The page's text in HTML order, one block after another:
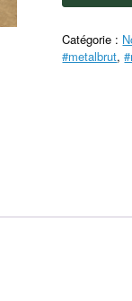
Catégorie :
#metalbrut,